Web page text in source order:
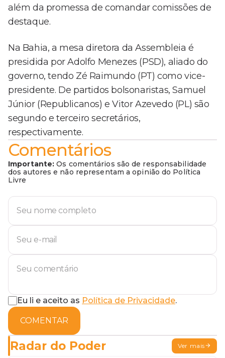
além da promessa de comandar comissões de
destaque.
Na Bahia, a mesa diretora da Assembleia é
presidida por Adolfo Menezes (PSD), aliado do
governo, tendo Zé Raimundo (PT) como vice-
presidente. De partidos bolsonaristas, Samuel
Júnior (Republicanos) e Vitor Azevedo (PL) são
segundo e terceiro secretários,
respectivamente.
Comentários
Importante: Os comentários são de responsabilidade
dos autores e não representam a opinião do Política
Livre
Eu li e aceito as Política de Privacidade.
COMENTAR
Radar do Poder Ver mais